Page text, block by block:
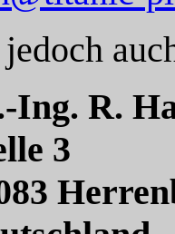
Ing. R.
3